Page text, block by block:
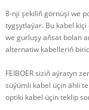
8-nji şekiliň görnüşi we
tygşytlaýar. Bu kabel
we gurluşy aňsat bolan
alternatiw kabelleriň
FEIBOER siziň aýratyn
süýümli kabel üçin ähli
optiki kabel üçin teklip